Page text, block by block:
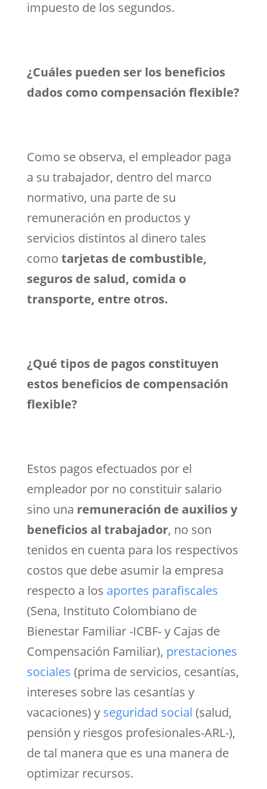
impuesto de los segundos.
¿Cuáles pueden ser los beneficios
dados como compensación flexible?
Como se observa, el empleador paga
a su trabajador, dentro del marco
normativo, una parte de su
remuneración en productos y
servicios distintos al dinero tales
como tarjetas de combustible,
seguros de salud, comida o
transporte, entre otros.
¿Qué tipos de pagos constituyen
estos beneficios de compensación
flexible?
Estos pagos efectuados por el
empleador por no constituir salario
sino una remuneración de auxilios y
beneficios al trabajador, no son
tenidos en cuenta para los respectivos
costos que debe asumir la empresa
respecto a los aportes parafiscales
(Sena, Instituto Colombiano de
Bienestar Familiar -ICBF- y Cajas de
Compensación Familiar), prestaciones
sociales (prima de servicios, cesantías,
intereses sobre las cesantías y
vacaciones) y seguridad social (salud,
pensión y riesgos profesionales-ARL-),
de tal manera que es una manera de
optimizar recursos.